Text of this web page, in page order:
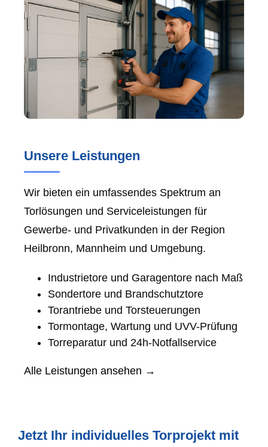
Unsere Leistungen
Wir bieten ein umfassendes Spektrum an
Torlösungen und Serviceleistungen für
Gewerbe- und Privatkunden in der Region
Heilbronn, Mannheim und Umgebung.
Industrietore und Garagentore nach Maß
Sondertore und Brandschutztore
Torantriebe und Torsteuerungen
Tormontage, Wartung und UVV-Prüfung
Torreparatur und 24h-Notfallservice
Alle Leistungen ansehen →
Jetzt Ihr individuelles Torprojekt mit